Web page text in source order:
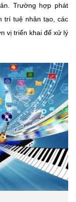
(MST)
và Công nghệ.
Du, TP. Hà Nội
Nghệ
lại thông tin từ
Trường hợp phát
trí tuệ nhân tạo, các
vị triển khai để xử lý